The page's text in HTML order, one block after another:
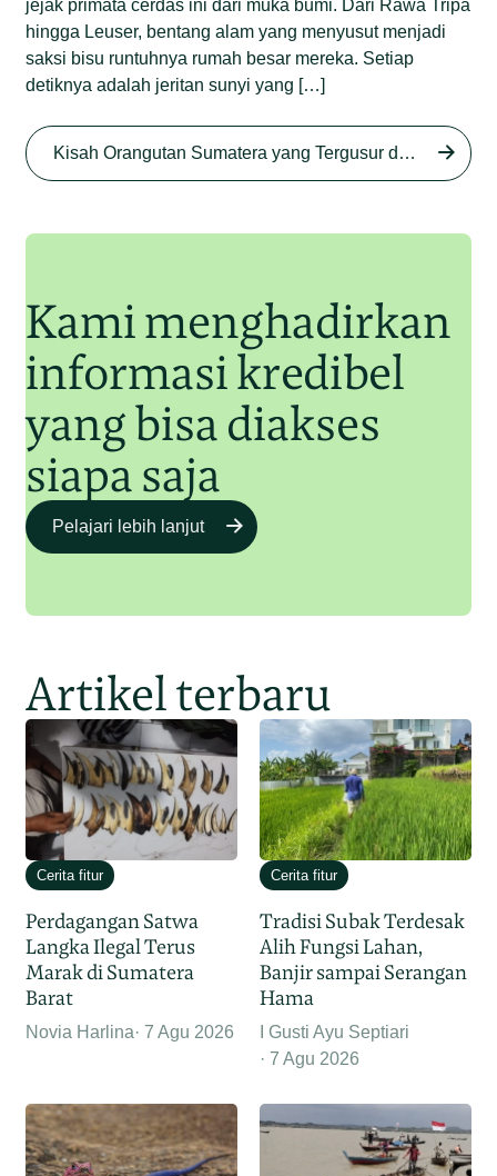
Sumatera di Rawa Tripa
Junaidi Hanafiah 27 Agu 2025
Begini Modus Perburuan
jejak primata cerdas ini dari muka bumi. Dari Rawa Tripa
hingga Leuser, bentang alam yang menyusut menjadi
saksi bisu runtuhnya rumah besar mereka. Setiap
detiknya adalah jeritan sunyi yang […]
Kisah Orangutan Sumatera yang Tergusur dari Rumah Sendiri series
Kami menghadirkan
informasi kredibel
yang bisa diakses
siapa saja
Pelajari lebih lanjut
Artikel terbaru
Cerita fitur
Perdagangan Satwa
Langka Ilegal Terus
Marak di Sumatera
Barat
Novia Harlina 7 Agu 2026
Cerita fitur
Tradisi Subak Terdesak
Alih Fungsi Lahan,
Banjir sampai Serangan
Hama
I Gusti Ayu Septiari
7 Agu 2026